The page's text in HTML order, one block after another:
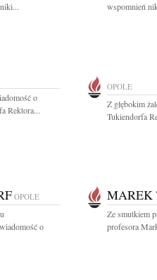
wspomnień
o
Rektora...
OPOLE
Z głębokim
Tukiendorfa
OPOLE
o
MAREK
Ze smutkiem
profesora